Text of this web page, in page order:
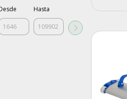
Hasta